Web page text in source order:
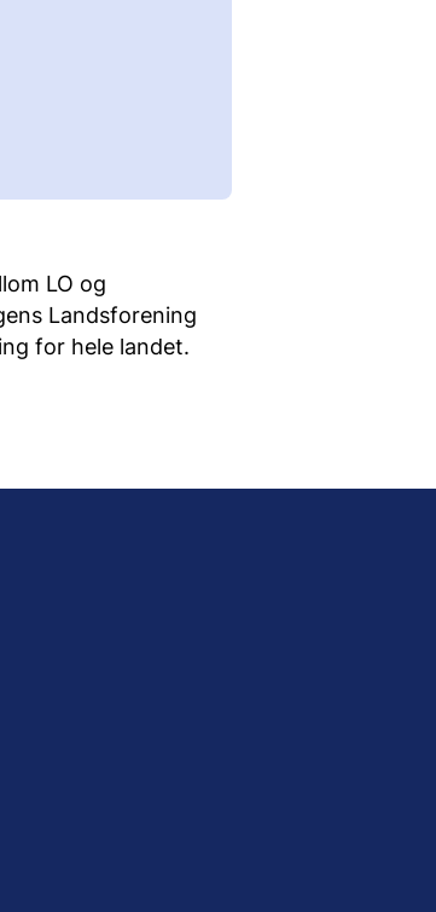
LO og
Landsforening
for hele landet.